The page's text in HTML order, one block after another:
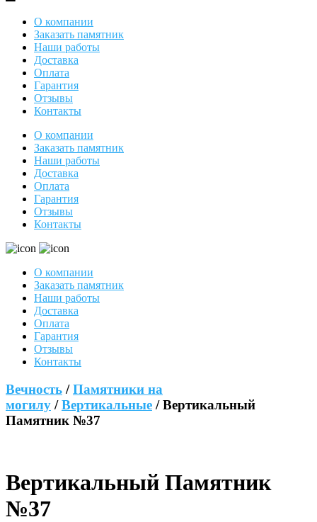
О компании
Заказать памятник
Наши работы
Доставка
Оплата
Гарантия
Отзывы
Контакты
О компании
Заказать памятник
Наши работы
Доставка
Оплата
Гарантия
Отзывы
Контакты
О компании
Заказать памятник
Наши работы
Доставка
Оплата
Гарантия
Отзывы
Контакты
Вечность /Памятники на
могилу /Вертикальные / Вертикальный
Памятник №37
Вертикальный Памятник
№37